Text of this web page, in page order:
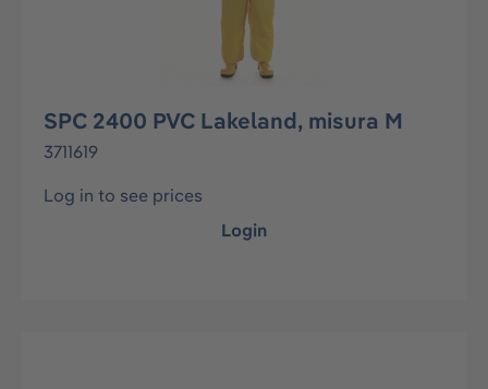
SPC 2400 PVC Lakeland, misura M
3711619
Log in to see prices
Login